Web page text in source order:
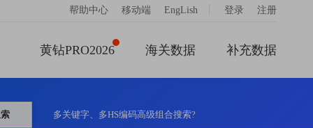
帮助中心 移动端 EngLish 登录 注册
黄钻PRO2026 海关数据 补充数据
多关键字、多HS编码高级组合搜索?